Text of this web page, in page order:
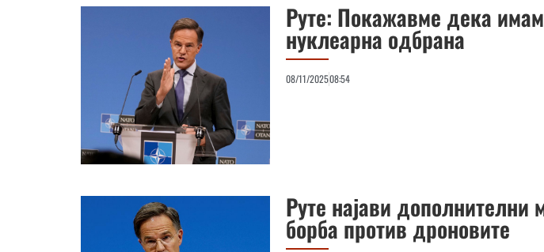
Руте: Покажавме дека
нуклеарна одбрана
08/11/202508:54
Руте најави дополнителни
борба против дроновите